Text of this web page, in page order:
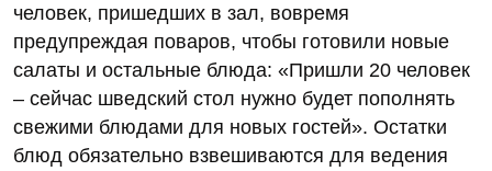
человек, пришедших в зал, вовремя
предупреждая поваров, чтобы готовили новые
салаты и остальные блюда: «Пришли 20 человек
– сейчас шведский стол нужно будет пополнять
свежими блюдами для новых гостей». Остатки
блюд обязательно взвешиваются для ведения